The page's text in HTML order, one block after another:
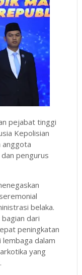
pejabat tinggi
Kepolisian
anggota
pengurus
belaka.
dari
peningkatan
dalam
yang